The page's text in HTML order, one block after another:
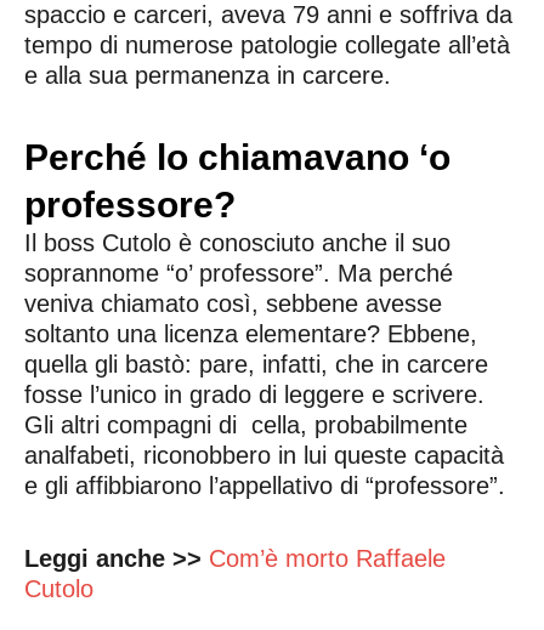
spaccio e carceri, aveva 79 anni e soffriva da
tempo di numerose patologie collegate all’età
e alla sua permanenza in carcere.
Perché lo chiamavano ‘o
professore?
Il boss Cutolo è conosciuto anche il suo
soprannome “o’ professore”. Ma perché
veniva chiamato così, sebbene avesse
soltanto una licenza elementare? Ebbene,
quella gli bastò: pare, infatti, che in carcere
fosse l’unico in grado di leggere e scrivere.
Gli altri compagni di cella, probabilmente
analfabeti, riconobbero in lui queste capacità
e gli affibbiarono l’appellativo di “professore”.
Leggi anche >> Com’è morto Raffaele
Cutolo